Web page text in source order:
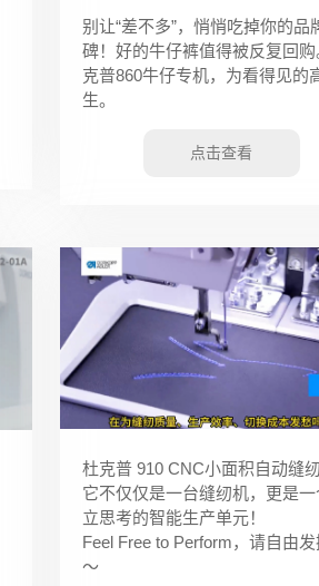
别让“差不多”，悄悄吃掉你的品
碑！好的牛仔裤值得被反复回购
克普860牛仔专机，为看得见的
生。
点击查看
杜克普 910 CNC小面积自动缝
它不仅仅是一台缝纫机，更是一
立思考的智能生产单元！
Feel Free to Perform，请自由
～